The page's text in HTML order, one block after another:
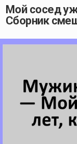
Мой сосед
Сборник